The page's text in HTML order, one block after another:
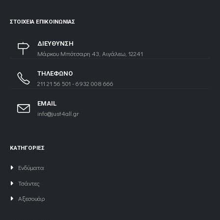
ΣΤΟΙΧΕΊΑ ΕΠΙΚΟΙΝΩΝΊΑΣ
ΔΙΕΥΘΥΝΣΗ
Μάρκου Μπότσαρη 43, Αιγάλεω, 12241
ΤΗΛΕΦΩΝΟ
211 21 56 501 - 6932 008 666
EMAIL
info@just4all.gr
ΚΑΤΗΓΟΡΙΕΣ
Ενδύματα
Τσάντες
Αξεσουάρ